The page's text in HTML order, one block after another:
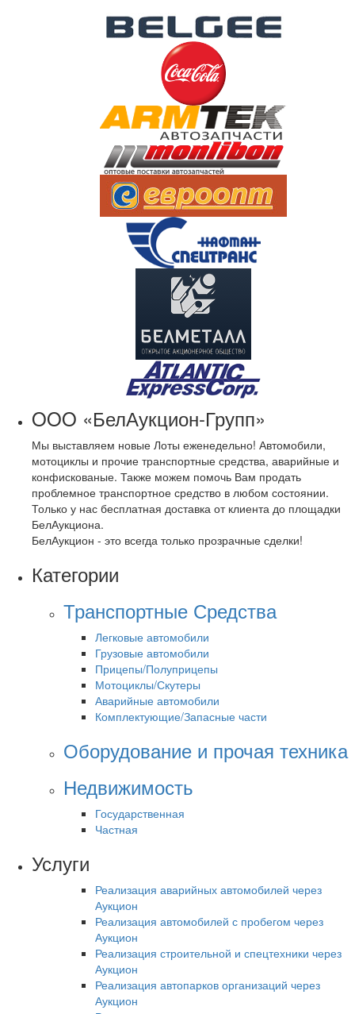
OOO «БелАукцион-Групп»
Мы выставляем новые Лоты еженедельно! Автомобили,
мотоциклы и прочие транспортные средства, аварийные и
конфискованые. Также можем помочь Вам продать
проблемное транспортное средство в любом состоянии.
Только у нас бесплатная доставка от клиента до площадки
БелАукциона.
БелАукцион - это всегда только прозрачные сделки!
Категории
Транспортные Средства
Легковые автомобили
Грузовые автомобили
Прицепы/Полуприцепы
Мотоциклы/Скутеры
Аварийные автомобили
Комплектующие/Запасные части
Оборудование и прочая техника
Недвижимость
Государственная
Частная
Услуги
Реализация аварийных автомобилей через
Аукцион
Реализация автомобилей с пробегом через
Аукцион
Реализация строительной и спецтехники через
Аукцион
Реализация автопарков организаций через
Аукцион